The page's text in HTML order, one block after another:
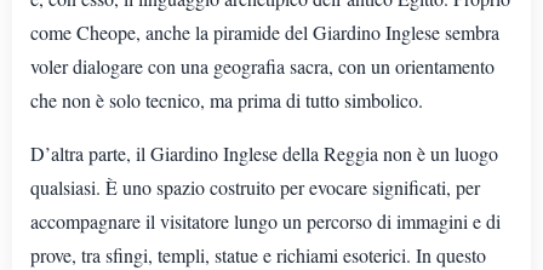
come Cheope, anche la piramide del Giardino Inglese sembra
voler dialogare con una geografia sacra, con un orientamento
che non è solo tecnico, ma prima di tutto simbolico.
D’altra parte, il Giardino Inglese della Reggia non è un luogo
qualsiasi. È uno spazio costruito per evocare significati, per
accompagnare il visitatore lungo un percorso di immagini e di
prove, tra sfingi, templi, statue e richiami esoterici. In questo